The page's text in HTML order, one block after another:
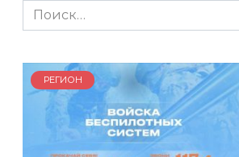
Search
for:
РЕГИОН